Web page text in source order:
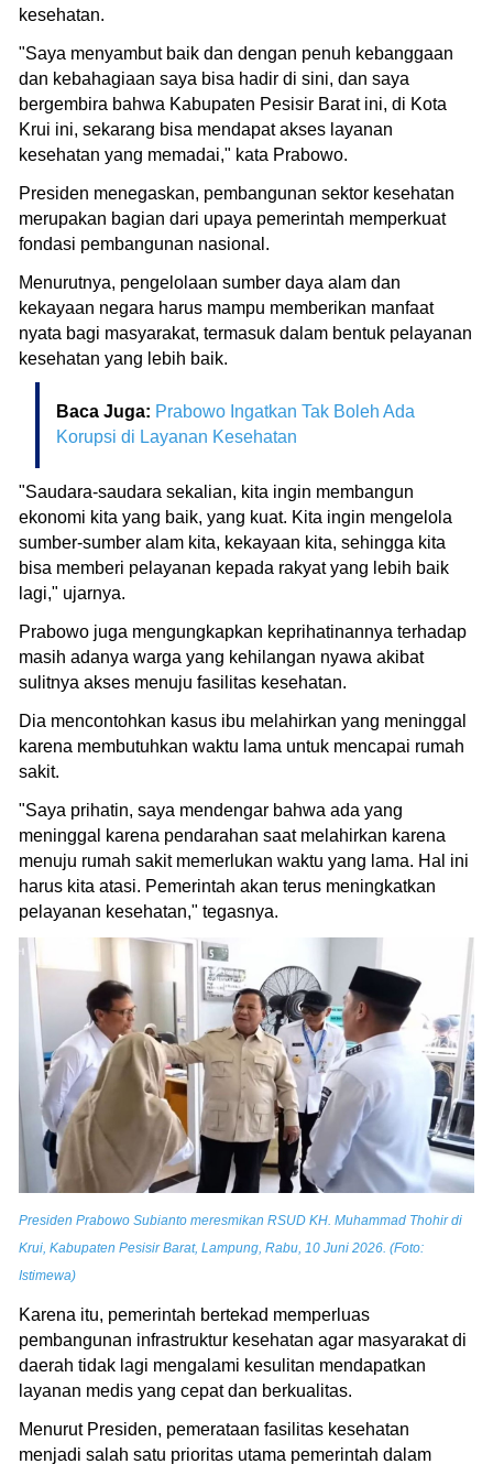
kesehatan.
"Saya menyambut baik dan dengan penuh kebanggaan
dan kebahagiaan saya bisa hadir di sini, dan saya
bergembira bahwa Kabupaten Pesisir Barat ini, di Kota
Krui ini, sekarang bisa mendapat akses layanan
kesehatan yang memadai," kata Prabowo.
Presiden menegaskan, pembangunan sektor kesehatan
merupakan bagian dari upaya pemerintah memperkuat
fondasi pembangunan nasional.
Menurutnya, pengelolaan sumber daya alam dan
kekayaan negara harus mampu memberikan manfaat
nyata bagi masyarakat, termasuk dalam bentuk pelayanan
kesehatan yang lebih baik.
Baca Juga: Prabowo Ingatkan Tak Boleh Ada
Korupsi di Layanan Kesehatan
"Saudara-saudara sekalian, kita ingin membangun
ekonomi kita yang baik, yang kuat. Kita ingin mengelola
sumber-sumber alam kita, kekayaan kita, sehingga kita
bisa memberi pelayanan kepada rakyat yang lebih baik
lagi," ujarnya.
Prabowo juga mengungkapkan keprihatinannya terhadap
masih adanya warga yang kehilangan nyawa akibat
sulitnya akses menuju fasilitas kesehatan.
Dia mencontohkan kasus ibu melahirkan yang meninggal
karena membutuhkan waktu lama untuk mencapai rumah
sakit.
"Saya prihatin, saya mendengar bahwa ada yang
meninggal karena pendarahan saat melahirkan karena
menuju rumah sakit memerlukan waktu yang lama. Hal ini
harus kita atasi. Pemerintah akan terus meningkatkan
pelayanan kesehatan," tegasnya.
Presiden Prabowo Subianto meresmikan RSUD KH. Muhammad Thohir di
Krui, Kabupaten Pesisir Barat, Lampung, Rabu, 10 Juni 2026. (Foto:
Istimewa)
Karena itu, pemerintah bertekad memperluas
pembangunan infrastruktur kesehatan agar masyarakat di
daerah tidak lagi mengalami kesulitan mendapatkan
layanan medis yang cepat dan berkualitas.
Menurut Presiden, pemerataan fasilitas kesehatan
menjadi salah satu prioritas utama pemerintah dalam